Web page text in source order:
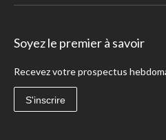
Soyez le premier à savoir
Recevez votre prospectus
S'inscrire